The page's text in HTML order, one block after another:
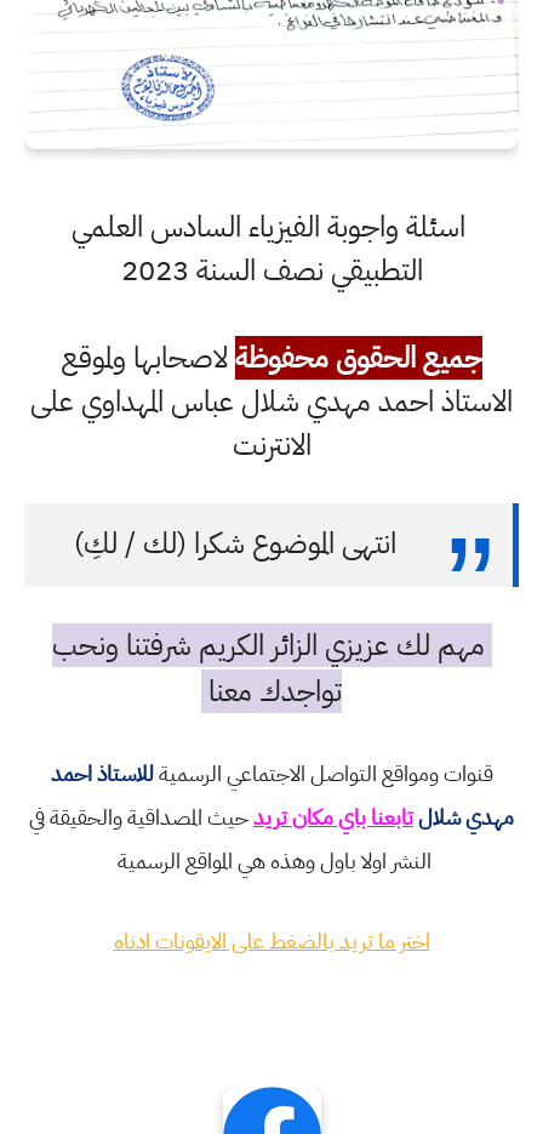
اسئلة واجوبة الفيزياء السادس العلمي
التطبيقي نصف السنة 2023
جميع الحقوق محفوظةلاصحابها ولموقع
الاستاذ احمد مهدي شلال عباس المهداوي على
الانترنت
انتهى الموضوع شكرا (لك / لكِ)
مهم لك عزيزي الزائر الكريم شرفتنا ونحب
تواجدك معنا
قنوات ومواقع التواصل الاجتماعي الرسميةللاستاذ احمد
مهدي شلالتابعنا باي مكان تريدحيث المصداقية والحقيقة في
النشر اولا باول وهذه هي المواقع الرسمية
اختر ما تريد بالضغط على الايقونات ادناه